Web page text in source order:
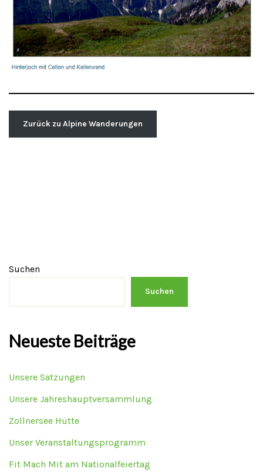
Zurück zu Alpine Wanderungen
Suchen
Suchen
Neueste Beiträge
Unsere Satzungen
Unsere Jahreshauptversammlung
Zollnersee Hütte
Unser Veranstaltungsprogramm
Fit Mach Mit am Nationalfeiertag